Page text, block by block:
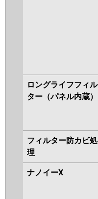
ロングライフフィル
ター（パネル内蔵）
フィルター防カビ処
理
ナノイーX